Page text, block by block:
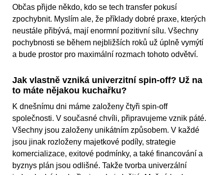
Občas přijde někdo, kdo se tech transfer pokusí
zpochybnit. Myslím ale, že příklady dobré praxe, kterých
neustále přibývá, mají enormní pozitivní sílu. Všechny
pochybnosti se během nejbližších roků už úplně vymýtí
a bude prostor pro maximální rozmach tohoto odvětví.
Jak vlastně vzniká univerzitní spin-off? Už na
to máte nějakou kuchařku?
K dnešnímu dni máme založeny čtyři spin-off
společnosti. V současné chvíli, připravujeme vznik páté.
Všechny jsou založeny unikátním způsobem. V každé
jsou jinak rozloženy majetkové podíly, strategie
komercializace, exitové podmínky, a také financování a
byznys plán jsou odlišné. Takže tvorba univerzální